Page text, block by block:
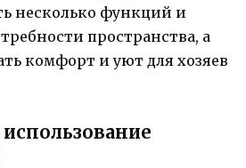
несколько функций и
пространства, а
комфорт и уют для хозяев